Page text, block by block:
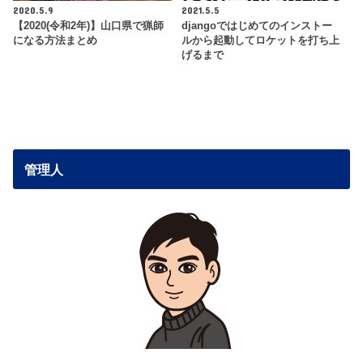
2020.5.9
【2020(令和2年)】山口県で猟師
になる方法まとめ
2021.5.5
djangoではじめてのインストー
ルから起動してロケットを打ち上
げるまで
管理人